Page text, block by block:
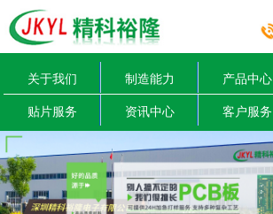
关于我们 制造能力 产品中心
贴片服务
资讯中心 客户服务